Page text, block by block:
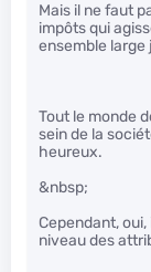
Mais il ne faut
impôts qui
ensemble large
Tout le monde
sein de la
heureux.
&nbsp;
Cependant,
niveau des